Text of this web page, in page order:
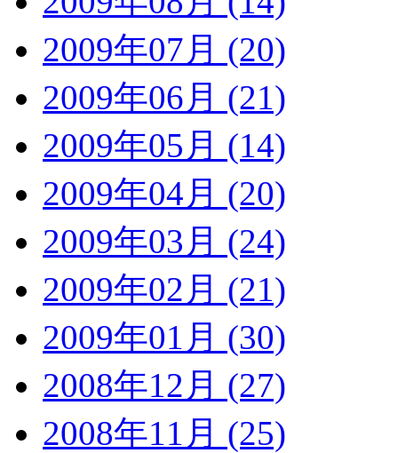
2009年07月 (20)
2009年06月 (21)
2009年05月 (14)
2009年04月 (20)
2009年03月 (24)
2009年02月 (21)
2009年01月 (30)
2008年12月 (27)
2008年11月 (25)